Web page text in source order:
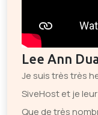
Lee Ann
Je suis très très
SiveHost et je
Que de très